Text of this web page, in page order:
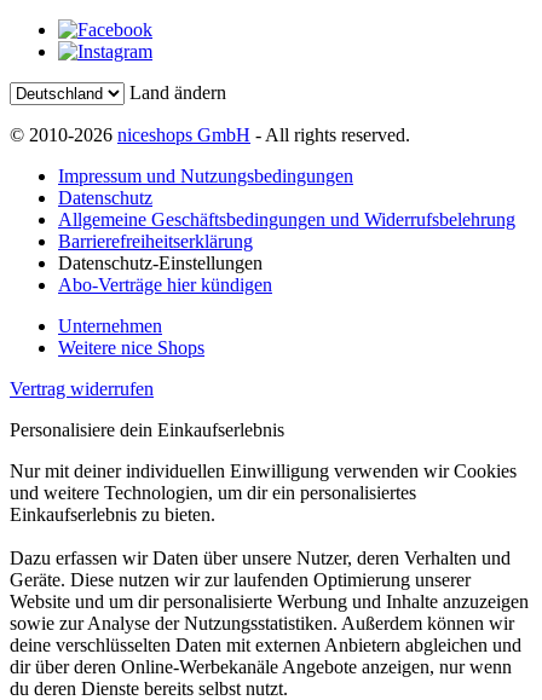
Land ändern
© 2010-2026 niceshops GmbH - All rights reserved.
Impressum und Nutzungsbedingungen
Datenschutz
Allgemeine Geschäftsbedingungen und Widerrufsbelehrung
Barrierefreiheitserklärung
Datenschutz-Einstellungen
Abo-Verträge hier kündigen
Unternehmen
Weitere nice Shops
Vertrag widerrufen
Personalisiere dein Einkaufserlebnis
Nur mit deiner individuellen Einwilligung verwenden wir Cookies
und weitere Technologien, um dir ein personalisiertes
Einkaufserlebnis zu bieten.
Dazu erfassen wir Daten über unsere Nutzer, deren Verhalten und
Geräte. Diese nutzen wir zur laufenden Optimierung unserer
Website und um dir personalisierte Werbung und Inhalte anzuzeigen
sowie zur Analyse der Nutzungsstatistiken. Außerdem können wir
deine verschlüsselten Daten mit externen Anbietern abgleichen und
dir über deren Online-Werbekanäle Angebote anzeigen, nur wenn
du deren Dienste bereits selbst nutzt.